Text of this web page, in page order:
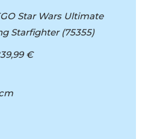
Star Wars Ultimate
Starfighter (75355)
€